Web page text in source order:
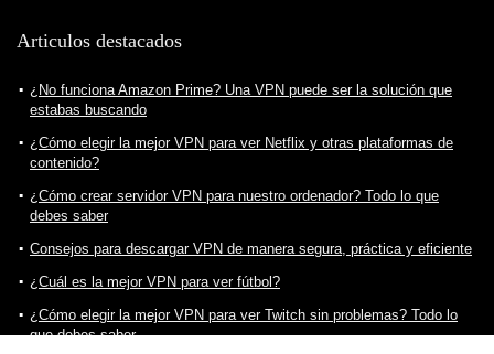
Articulos destacados
¿No funciona Amazon Prime? Una VPN puede ser la solución que
estabas buscando
¿Cómo elegir la mejor VPN para ver Netflix y otras plataformas de
contenido?
¿Cómo crear servidor VPN para nuestro ordenador? Todo lo que
debes saber
Consejos para descargar VPN de manera segura, práctica y eficiente
¿Cuál es la mejor VPN para ver fútbol?
¿Cómo elegir la mejor VPN para ver Twitch sin problemas? Todo lo
que debes saber